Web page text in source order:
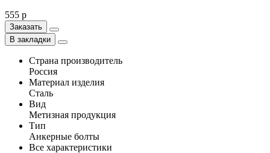
555 р
Заказать
В закладки
Страна производитель
Россия
Материал изделия
Сталь
Вид
Метизная продукция
Тип
Анкерные болты
Все характеристики